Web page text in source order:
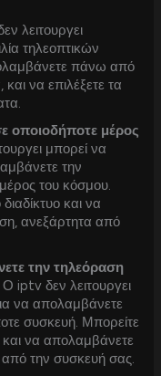
λειτουργει
τηλεοπτικών
πάνω από
να επιλέξετε τα
οποιοδήποτε μέρος
μπορεί να
την
του κόσμου.
και να
ανεξάρτητα από
την τηλεόραση
Ο iptv δεν λειτουργει
να απολαμβάνετε
συσκευή. Μπορείτε
και να απολαμβάνετε
την συσκευή σας.